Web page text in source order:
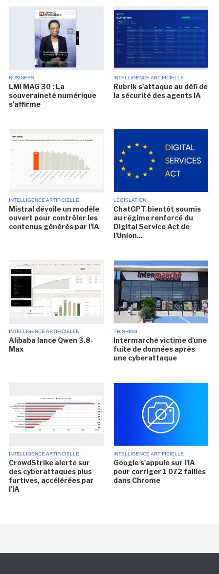
BUSINESS
LMI MAG 30 : La
souveraineté numérique
s'affirme
INTELLIGENCE ARTIFICIELLE
Rubrik s'attaque au défi de
la sécurité des agents IA
INTELLIGENCE ARTIFICIELLE
Mistral dévoile un modèle
ouvert pour contrôler les
contenus générés par l'IA
LÉGISLATION
ChatGPT bientôt soumis
au régime renforcé du
Digital Service Act de
l'Union...
INTELLIGENCE ARTIFICIELLE
Alibaba lance Qwen 3.8-
Max
PHISHING
Intermarché victime d'une
fuite de données après
une cyberattaque
INTELLIGENCE ARTIFICIELLE
CrowdStrike alerte sur
des cyberattaques plus
furtives, accélérées par
l'IA
INTELLIGENCE ARTIFICIELLE
Google s'appuie sur l'IA
pour corriger 1 072 failles
dans Chrome